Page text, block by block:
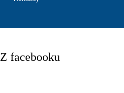
Z facebooku